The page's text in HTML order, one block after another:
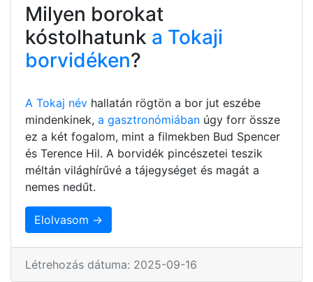
Milyen borokat
kóstolhatunk a Tokaji
borvidéken?
A Tokaj név hallatán rögtön a bor jut eszébe
mindenkinek, a gasztronómiában úgy forr össze
ez a két fogalom, mint a filmekben Bud Spencer
és Terence Hil. A borvidék pincészetei teszik
méltán világhírűvé a tájegységet és magát a
nemes nedűt.
Elolvasom →
Létrehozás dátuma: 2025-09-16